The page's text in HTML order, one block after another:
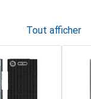
Tout afficher